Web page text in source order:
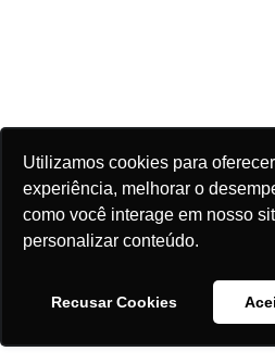
Utilizamos cookies para
experiência, melhorar o
como você interage em nosso
personalizar conteúdo.
Recusar Cookies